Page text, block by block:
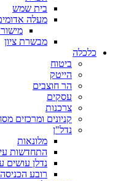
בית שמש
מעלה
מבשרת ציון
כלכלה
ביטוח
הייטק
הר חוצבים
עסקים
צרכנות
קניונים ומרכזים
נדל"ן
מלונאות
התחדשות
נדלן עושים
רובע